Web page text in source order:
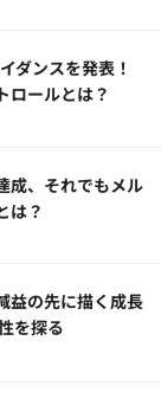
ダンスを発表！
ロールとは？
成、それでもメル
は？
益の先に描く成長
を探る